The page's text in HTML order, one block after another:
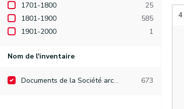
1701-1800
25
1801-1900
585
1901-2000
1
Nom de l'inventaire
Documents de la Société archéologique de Namur 673
4